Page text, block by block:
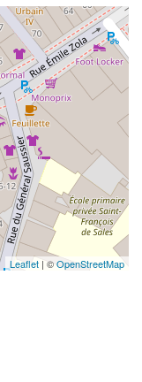
Leaflet | ©OpenStreetMap